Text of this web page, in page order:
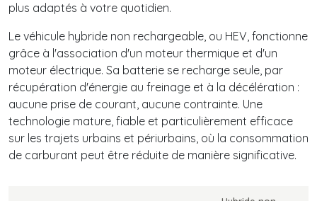
plus adaptés à votre quotidien.
Le véhicule hybride non rechargeable, ou HEV, fonctionne
grâce à l'association d'un moteur thermique et d'un
moteur électrique. Sa batterie se recharge seule, par
récupération d'énergie au freinage et à la décélération :
aucune prise de courant, aucune contrainte. Une
technologie mature, fiable et particulièrement efficace
sur les trajets urbains et périurbains, où la consommation
de carburant peut être réduite de manière significative.